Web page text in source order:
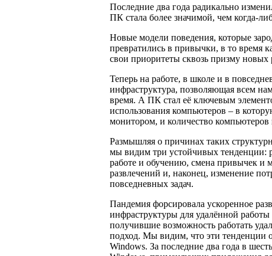
Последние два года радикально
ПК стала более значимой, чем когда-
Новые модели поведения, которые
превратились в привычки, в то время
свои приоритеты сквозь призму новых
Теперь на работе, в школе и в
инфраструктура, позволяющая всем
время. А ПК стал её ключевым
использования компьютеров – в
монитором, и количество компьютеров
Размышляя о причинах таких
мы видим три устойчивых тенденции:
работе и обучению, смена привычек и
развлечений и, наконец, изменение
повседневных задач.
Пандемия форсировала ускоренное
инфраструктуры для удалённой
получившие возможность работать
подход. Мы видим, что эти тенденции
Windows. За последние два года в